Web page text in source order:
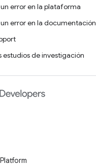
error en la plataforma
error en la documentación
estudios de investigación